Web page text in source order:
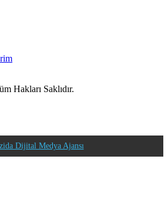
Hakları Saklıdır.
Dijital Medya Ajansı